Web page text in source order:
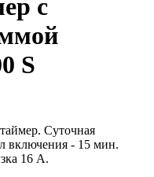
с
S
Суточная
включения - 15 мин.
16 А.